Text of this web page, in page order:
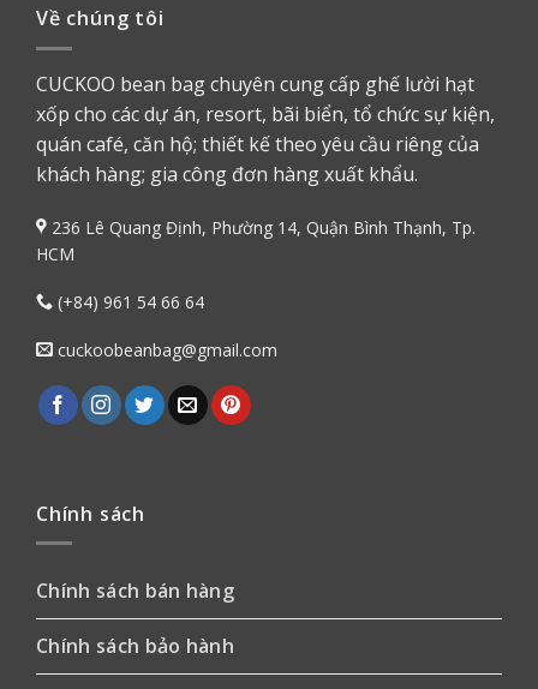
Về chúng tôi
CUCKOO bean bag chuyên cung cấp ghế lười hạt
xốp cho các dự án, resort, bãi biển, tổ chức sự kiện,
quán café, căn hộ; thiết kế theo yêu cầu riêng của
khách hàng; gia công đơn hàng xuất khẩu.
236 Lê Quang Định, Phường 14, Quận Bình Thạnh, Tp.
HCM
(+84) 961 54 66 64
cuckoobeanbag@gmail.com
Chính sách
Chính sách bán hàng
Chính sách bảo hành